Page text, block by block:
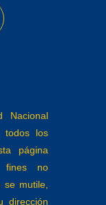
Nacional
todos los
página
fines no
mutile,
dirección